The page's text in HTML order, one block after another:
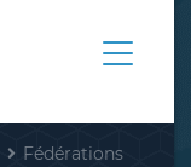
Fédérations